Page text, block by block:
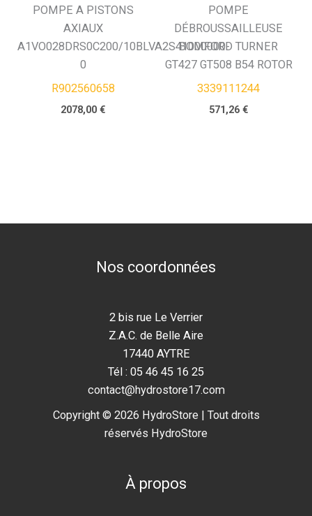
POMPE A PISTONS
AXIAUX
A1VO028DRS0C200/10BLVA2S41000000-
0
R902560658
2078,00€
POMPE
DÉBROUSSAILLEUSE
BOMFORD TURNER
GT427 GT508 B54 ROTOR
3339111244
571,26 €
Nos coordonnées
2 bis rue Le Verrier
Z.A.C. de Belle Aire
17440 AYTRE
Tél : 05 46 45 16 25
contact@hydrostore17.com
Copyright © 2026 HydroStore | Tout droits
réservés HydroStore
À propos